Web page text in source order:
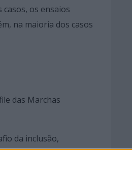
os ensaios
na maioria dos casos
das Marchas
da inclusão,